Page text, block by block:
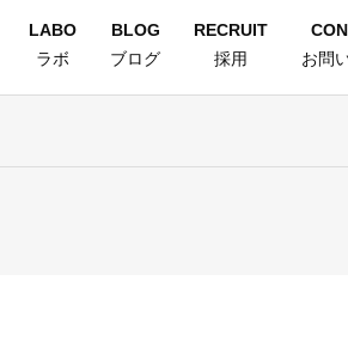
LABO
ラボ
BLOG
ブログ
RECRUIT
採用 お問